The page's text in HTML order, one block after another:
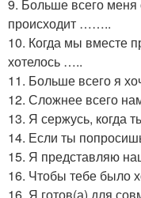
9. Больше всего меня
происходит ……..
10. Когда мы вместе
хотелось …..
11. Больше всего я
12. Сложнее всего
13. Я сержусь,
14. Если ты
15. Я представляю
16. Чтобы тебе